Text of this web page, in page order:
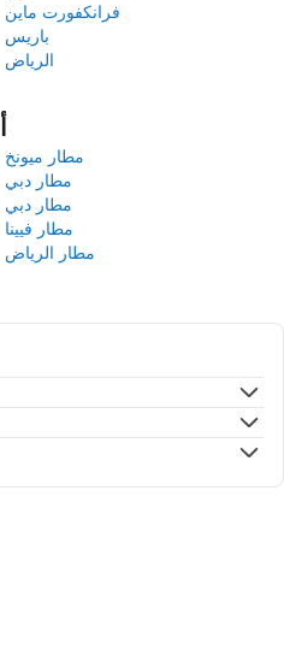
فرانكفورت ماين
باريس
الرياض
مطار ميونخ
مطار دبي
مطار دبي
مطار فيينا
مطار الرياض